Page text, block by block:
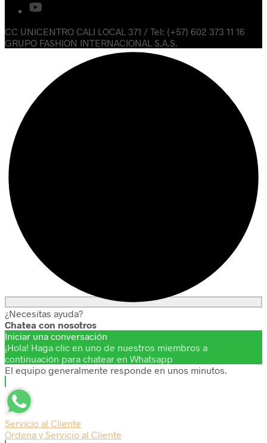
CC UNICENTRO CALI LOCAL 371 / Tel: (+57) 602 373 11 16
GRUPO FASHION INTERNACIONAL S.A.S.
¿Necesitas ayuda?
Chatea con nosotros
Iniciar una conversación
¡Hola! Haga clic en uno de nuestros miembros a
continuación para chatear en Whatsapp
El equipo generalmente responde en unos minutos.
Servicio al Cliente
Ordena y Servicio al Cliente